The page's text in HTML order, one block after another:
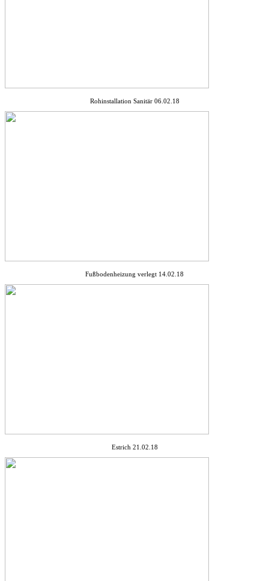
Rohinstallation Sanitär 06.02.18
Fußbodenheizung verlegt 14.02.18
Estrich 21.02.18